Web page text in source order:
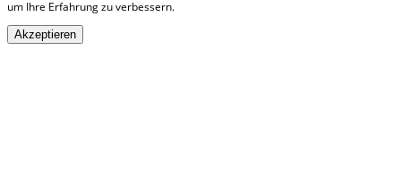
um Ihre Erfahrung zu verbessern.
Akzeptieren